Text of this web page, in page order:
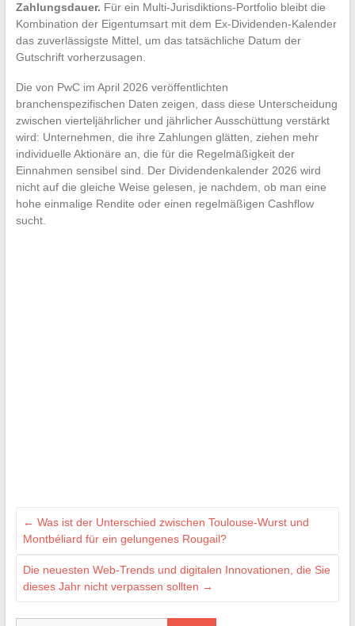
Zahlungsdauer. Für ein Multi-Jurisdiktions-Portfolio bleibt die
Kombination der Eigentumsart mit dem Ex-Dividenden-Kalender
das zuverlässigste Mittel, um das tatsächliche Datum der
Gutschrift vorherzusagen.
Die von PwC im April 2026 veröffentlichten
branchenspezifischen Daten zeigen, dass diese Unterscheidung
zwischen vierteljährlicher und jährlicher Ausschüttung verstärkt
wird: Unternehmen, die ihre Zahlungen glätten, ziehen mehr
individuelle Aktionäre an, die für die Regelmäßigkeit der
Einnahmen sensibel sind. Der Dividendenkalender 2026 wird
nicht auf die gleiche Weise gelesen, je nachdem, ob man eine
hohe einmalige Rendite oder einen regelmäßigen Cashflow
sucht.
← Was ist der Unterschied zwischen Toulouse-Wurst und
Montbéliard für ein gelungenes Rougail?
Die neuesten Web-Trends und digitalen Innovationen, die Sie
dieses Jahr nicht verpassen sollten →